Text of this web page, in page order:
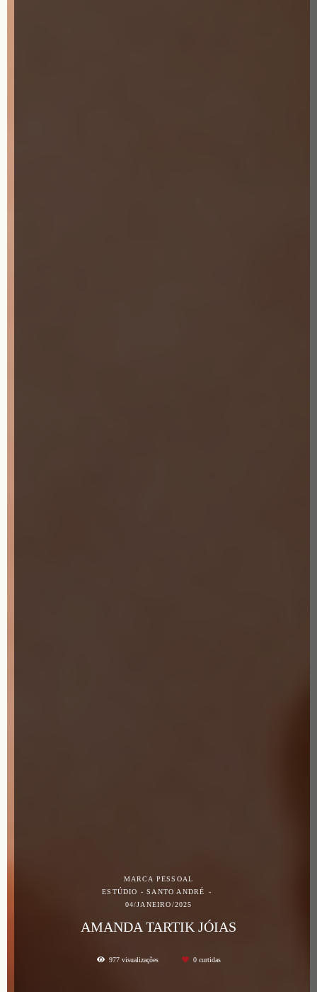
MARCA PESSOAL
ESTÚDIO - SANTO ANDRÉ
04/JANEIRO/2025
AMANDA TARTIK JÓIAS
977visualizações 0curtidas